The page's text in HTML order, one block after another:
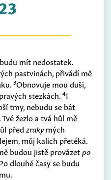
mít nedostatek.
pastvinách, přivádí mě
3Obnovuje mou duši,
stezkách. 4I
tmy, nebudu se bát
žezlo a tvá hůl mě
před zrakymých
můj kalich přetéká.
budou jistě provázetpo
dlouhé časy se budu